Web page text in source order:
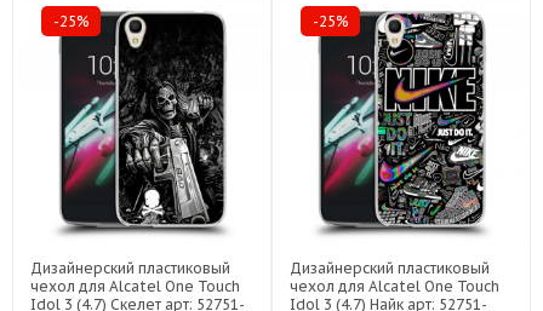
-25%
Дизайнерский пластиковый
чехол для Alcatel One Touch
Idol 3 (4.7) Скелет арт: 52751-
-25%
Дизайнерский пластиковый
чехол для Alcatel One Touch
Idol 3 (4.7) Найк арт: 52751-